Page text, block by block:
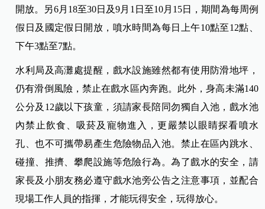
開放。另6月18至30日及9月1日至10月15日，期間為每周例
假日及國定假日開放，噴水時間為每日上午10點至12點、
下午3點至7點。
水利局及高灘處提醒，戲水設施雖然都有使用防滑地坪，
仍有滑倒風險，禁止在戲水區內奔跑。此外，身高未滿140
公分及12歲以下孩童，須請家長陪同勿獨自入池，戲水池
內禁止飲食、吸菸及寵物進入，更嚴禁以眼睛探看噴水
孔、也不可攜帶易產生危險物品入池。禁止在區內跳水、
碰撞、推擠、攀爬設施等危險行為。為了戲水的安全，請
家長及小朋友務必遵守戲水池旁公告之注意事項，並配合
現場工作人員的指揮，才能玩得安全，玩得放心。